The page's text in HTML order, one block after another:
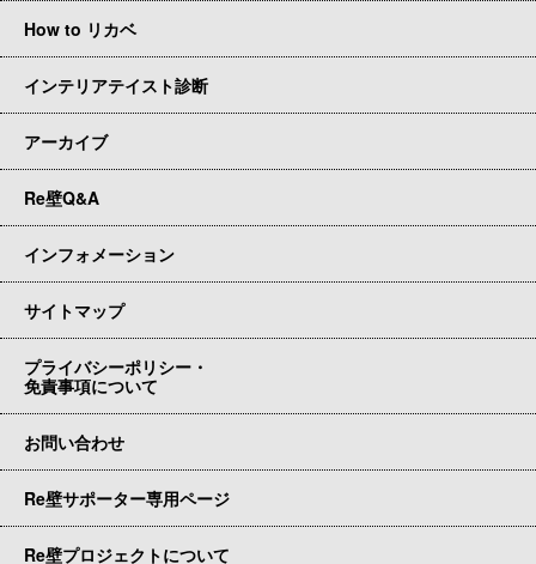
How to リカベ
インテリアテイスト診断
アーカイブ
Re壁Q&A
インフォメーション
サイトマップ
プライバシーポリシー・
免責事項について
お問い合わせ
Re壁サポーター専用ページ
Re壁プロジェクトについて